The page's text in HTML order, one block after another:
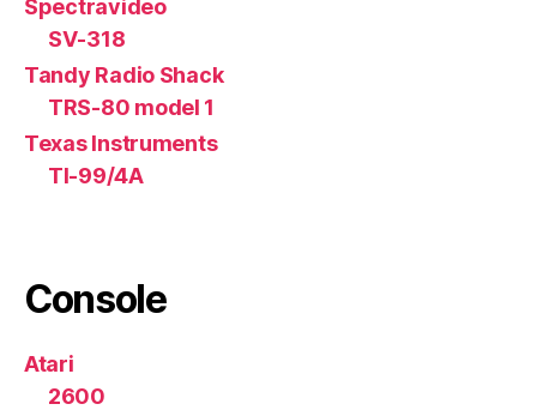
Spectravideo
SV-318
Tandy Radio Shack
TRS-80 model 1
Texas Instruments
TI-99/4A
Console
Atari
2600